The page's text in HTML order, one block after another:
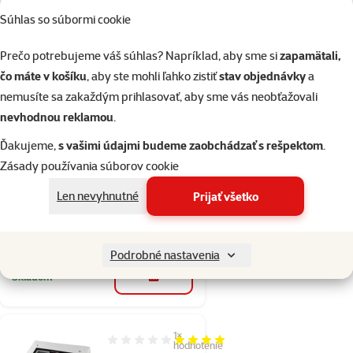
Súhlas so súbormi cookie
Prečo potrebujeme váš súhlas? Napríklad, aby sme sizapamätali,
čo máte v košíku, aby ste mohli ľahko zistiťstav objednávkya
nemusíte sa zakaždým prihlasovať, aby sme vás neobťažovali
nevhodnou reklamou.
Ďakujeme,s vašimi údajmi budeme zaobchádzať s rešpektom.
Zásady používania súborov cookie
Len nevyhnutné
Prijať všetko
Podrobné nastavenia
Repti Planet
Pinzeta nerez 40
cm
Pôvodná cena
14,69 €
Cena
10,28 €
💥 Výpredaj
2+1 zdarma
značka
Skladom do košíka
Hodnotenie 80%, počet hodnotení: 1
1×
hodnotenie